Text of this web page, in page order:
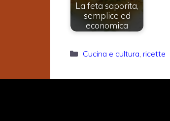
La feta saporita,
semplice ed
economica
Categorie
Cucina e cultura ricette